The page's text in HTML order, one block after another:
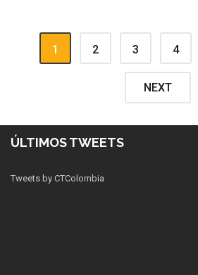
1 2 3 4
NEXT
ÚLTIMOS TWEETS
Tweets by CTColombia